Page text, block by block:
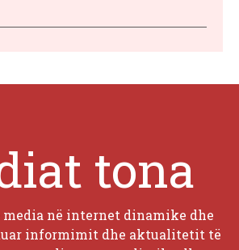
tona
media në internet dinamike dhe
informimit dhe aktualitetit të